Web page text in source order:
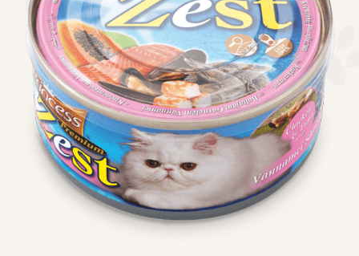
Πουλί
Κρεβατάκια
Τσάντες μεταφοράς
Επικοινωνία
Φροντίδα – Είδη Υγιεινής